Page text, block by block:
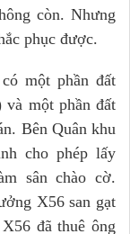
còn. Nhưng
phục được.
một phần đất
một phần đất
Bên Quân khu
cho phép lấy
sân chào cờ.
X56 san gạt
đã thuê ông